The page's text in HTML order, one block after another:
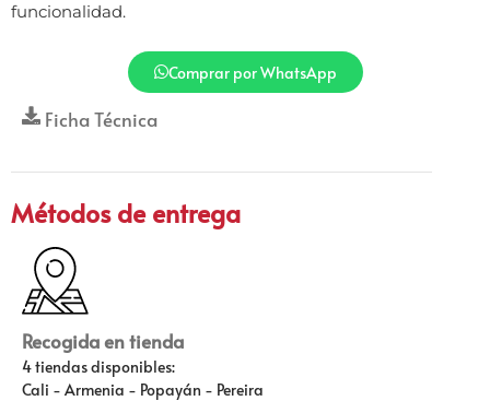
funcionalidad.
Comprar por WhatsApp
Ficha Técnica
Métodos de entrega
Recogida en tienda
4 tiendas disponibles:
Cali - Armenia - Popayán - Pereira